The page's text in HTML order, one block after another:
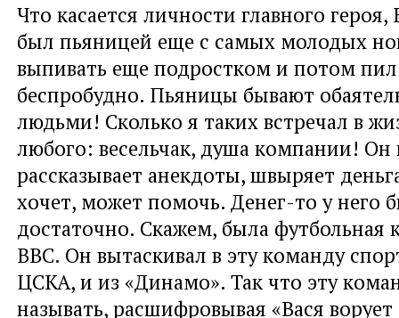
Что касается личности главного
был пьяницей еще с самых молодых
выпивать еще подростком и потом
беспробудно. Пьяницы бывают
людьми! Сколько я таких встречал в
любого: весельчак, душа компании! Он
рассказывает анекдоты, швыряет
хочет, может помочь. Денег-то у него
достаточно. Скажем, была
ВВС. Он вытаскивал в эту команду
ЦСКА, и из «Динамо». Так что эту
называть, расшифровывая «Вася